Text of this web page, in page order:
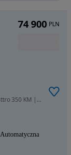
4134 cm3 • 350 KM • Audi A8 D4 Long 4.2 TDI quattro 350 KM | Bang & Olufsen | VAT 23%
Automatyczna
74 900 PLN